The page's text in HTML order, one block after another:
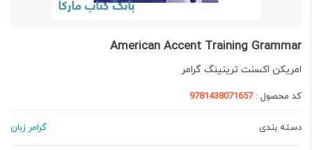
American Accent Training Grammar
امریکن اکسنت ترینینگ گرامر
کد محصول :9781438071657
دسته بندی گرامر زبان